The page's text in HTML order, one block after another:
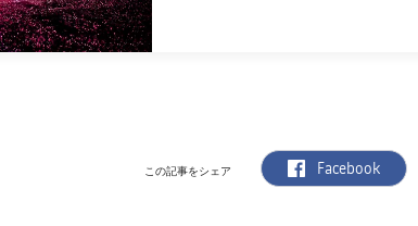
この記事をシェア Facebook